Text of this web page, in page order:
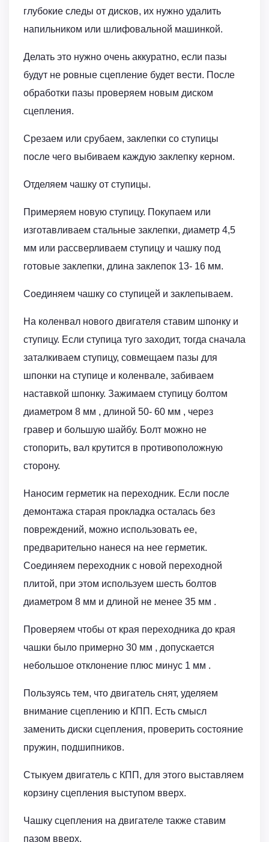
глубокие следы от дисков, их нужно удалить
напильником или шлифовальной машинкой.
Делать это нужно очень аккуратно, если пазы
будут не ровные сцепление будет вести. После
обработки пазы проверяем новым диском
сцепления.
Срезаем или срубаем, заклепки со ступицы
после чего выбиваем каждую заклепку керном.
Отделяем чашку от ступицы.
Примеряем новую ступицу. Покупаем или
изготавливаем стальные заклепки, диаметр 4,5
мм или рассверливаем ступицу и чашку под
готовые заклепки, длина заклепок 13- 16 мм.
Соединяем чашку со ступицей и заклепываем.
На коленвал нового двигателя ставим шпонку и
ступицу. Если ступица туго заходит, тогда сначала
заталкиваем ступицу, совмещаем пазы для
шпонки на ступице и коленвале, забиваем
наставкой шпонку. Зажимаем ступицу болтом
диаметром 8 мм , длиной 50- 60 мм , через
гравер и большую шайбу. Болт можно не
стопорить, вал крутится в противоположную
сторону.
Наносим герметик на переходник. Если после
демонтажа старая прокладка осталась без
повреждений, можно использовать ее,
предварительно нанеся на нее герметик.
Соединяем переходник с новой переходной
плитой, при этом используем шесть болтов
диаметром 8 мм и длиной не менее 35 мм .
Проверяем чтобы от края переходника до края
чашки было примерно 30 мм , допускается
небольшое отклонение плюс минус 1 мм .
Пользуясь тем, что двигатель снят, уделяем
внимание сцеплению и КПП. Есть смысл
заменить диски сцепления, проверить состояние
пружин, подшипников.
Стыкуем двигатель с КПП, для этого выставляем
корзину сцепления выступом вверх.
Чашку сцепления на двигателе также ставим
пазом вверх.